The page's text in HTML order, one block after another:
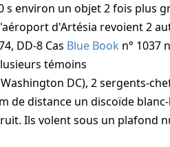
s environ un objet 2 fois plus
d'Artésia revoient 2
DD-8 Cas Blue Book n° 1037
témoins
DC), 2 sergents-
de distance un discoïde
Ils volent sous un plafond